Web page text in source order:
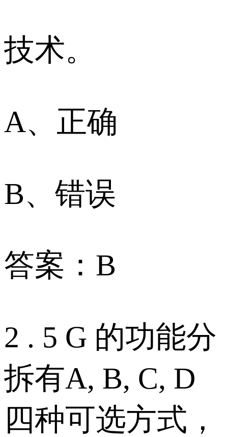
技术。
A、正确
B、错误
答案：B
2 . 5 G 的功能分
拆有A, B, C, D
四种可选方式，